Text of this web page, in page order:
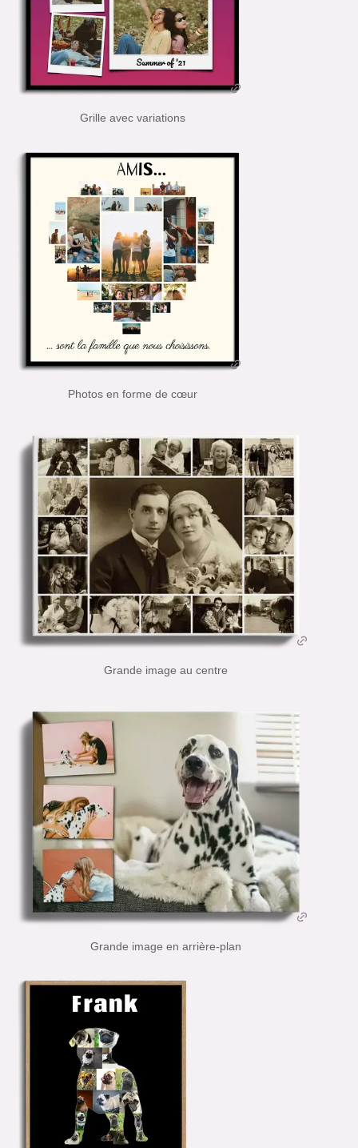
Grille avec variations
Photos en forme de cœur
Grande image au centre
Grande image en arrière-plan